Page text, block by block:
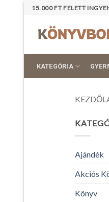
Skip
content
15.000 FT FELETT
KATEGÓRIA
Ajándék
Akciós
Könyv